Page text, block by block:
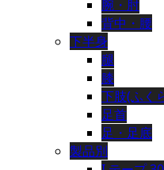
腕・肘
背中・腰
下半身
腿
膝
下肢(ふく
足首
足・足底
製品別